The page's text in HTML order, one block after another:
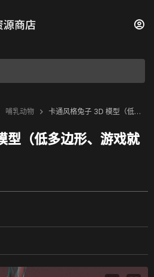
哺乳动物 卡通风格兔子 3D 模型（低多边形、游戏就绪、带动画)
型（低多边形、游戏就